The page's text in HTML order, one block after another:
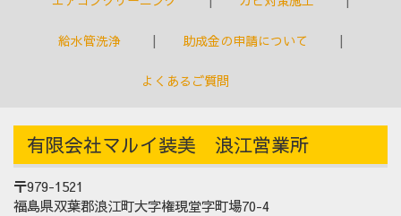
給水管洗浄 助成金の申請について
よくあるご質問
有限会社マルイ装美 浪江営業所
〒979-1521
福島県双葉郡浪江町大字権現堂字町場70-4